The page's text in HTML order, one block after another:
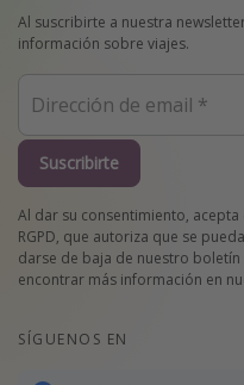
Al suscribirte a nuestra
información sobre viajes.
Suscribirte
Al dar su consentimiento,
RGPD, que autoriza que se
darse de baja de nuestro
encontrar más información en
SÍGUENOS EN